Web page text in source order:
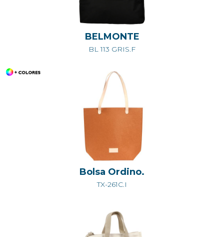
BELMONTE
BL 113 GRIS.F
Bolsa Ordino.
TX-261C.I